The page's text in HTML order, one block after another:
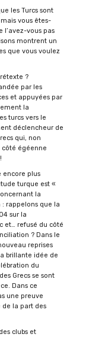
les Turcs sont
vous êtes-
l’avez-vous pas
montrent un
que vous voulez
?
par les
et appuyées par
la
turcs vers le
déclencheur de
qui, non
côté égéenne
encore plus
turque est «
la
rappelons que la
sur la
et… refusé du côté
? Dans le
reprises
brillante idée de
du
Grecs se sont
Dans ce
une preuve
la part des
clubs et